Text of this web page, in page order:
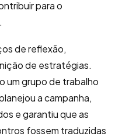
para o
de reflexão,
de estratégias.
um grupo de trabalho
a campanha,
e garantiu que as
fossem traduzidas